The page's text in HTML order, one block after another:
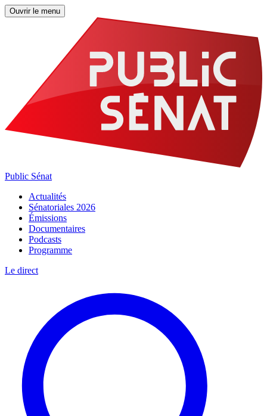
Ouvrir le menu
Public Sénat
Actualités
Sénatoriales 2026
Émissions
Documentaires
Podcasts
Programme
Le direct